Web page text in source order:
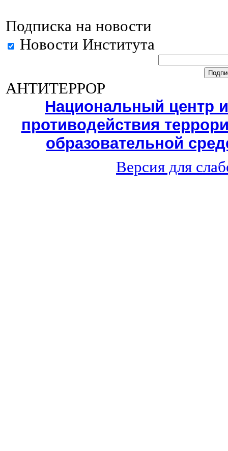
Подписка на новости
Новости Института
АНТИТЕРРОР
Национальный центр
противодействия
образовательной
Версия для